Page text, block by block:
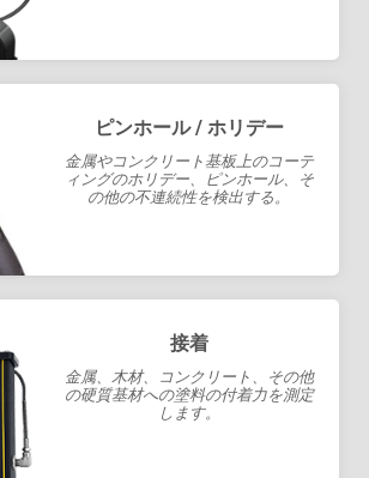
ピンホール / ホリデー
金属やコンクリート基板上のコーテ
ィングのホリデー、ピンホール、そ
の他の不連続性を検出する。
接着
金属、木材、コンクリート、その他
の硬質基材への塗料の付着力を測定
します。